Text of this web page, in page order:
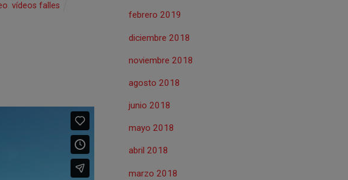
vídeos falles
febrero 2019
diciembre 2018
noviembre 2018
agosto 2018
junio 2018
mayo 2018
abril 2018
marzo 2018